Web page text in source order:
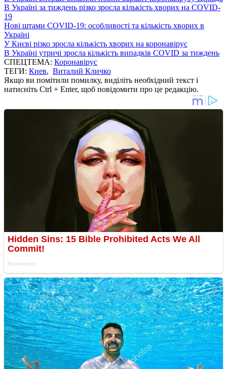
В Україні за тиждень різко зросла кількість хворих на COVID-
19
Нові штами COVID-19: особливості та кількість хворих в
Україні
У Києві різко зросла кількість хворих на коронавірус
В Україні утричі зросла кількість випадків COVID за тиждень
СПЕЦТЕМА: Коронавірус
ТЕГИ: Киев, Виталий Кличко
Якщо ви помітили помилку, виділіть необхідний текст і
натисніть Ctrl + Enter, щоб повідомити про це редакцію.